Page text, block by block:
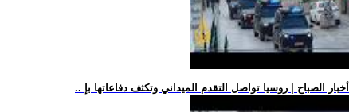
.. أخبار الصباح | روسيا تواصل التقدم الميداني وتكثف دفاعاتها بإ